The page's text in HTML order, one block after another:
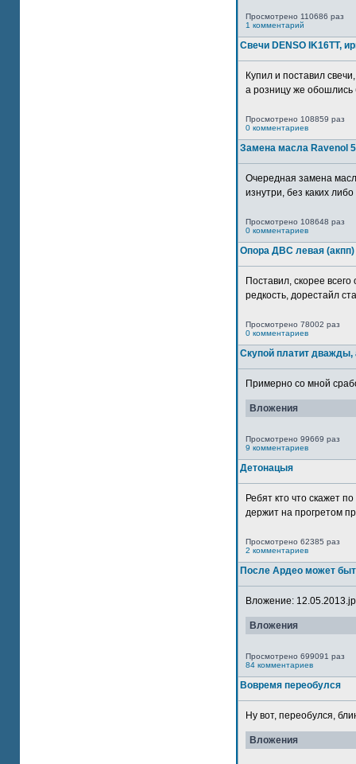
Просмотрено 110686 раз
1 комментарий
Свечи DENSO IK16TT,
Купил и поставил
а розницу же обошлись
Просмотрено 108859 раз
0 комментариев
Замена масла Ravenol
Очередная замена
изнутри, без каких
Просмотрено 108648 раз
0 комментариев
Опора ДВС левая (акпп)
Поставил, скорее
редкость, дорестайл
Просмотрено 78002 раз
0 комментариев
Скупой платит
Примерно со мной
Вложения
Просмотрено 99669 раз
9 комментариев
Детонацыя
Ребят кто что скажет
держит на прогретом
Просмотрено 62385 раз
2 комментариев
После Ардео может
Вложение:
Вложения
Просмотрено 699091 раз
84 комментариев
Вовремя переобулся
Ну вот, переобулся,
Вложения